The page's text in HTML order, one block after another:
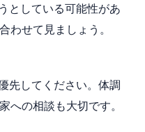
としている可能性があ
わせて見ましょう。
先してください。体調
への相談も大切です。